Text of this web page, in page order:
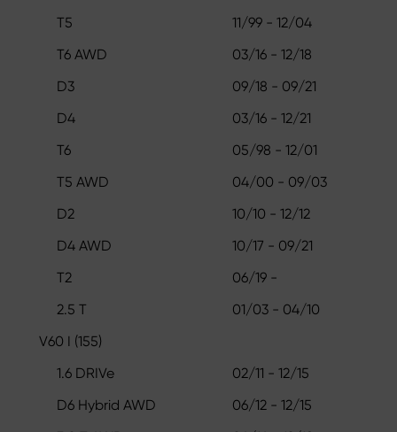
T5
11/99 - 12/04
T6 AWD
03/16 - 12/18
D3
09/18 - 09/21
D4
03/16 - 12/21
T6
05/98 - 12/01
T5 AWD
04/00 - 09/03
D2
10/10 - 12/12
D4 AWD
10/17 - 09/21
T2
06/19 -
2.5 T
01/03 - 04/10
V60 I (155)
1.6 DRIVe
02/11 - 12/15
D6 Hybrid AWD
06/12 - 12/15